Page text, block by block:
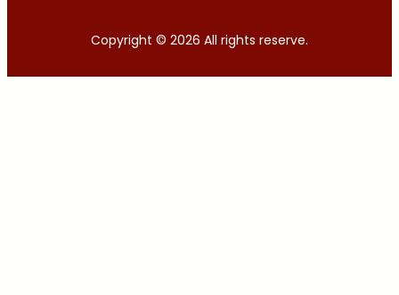
Copyright © 2026 All rights reserve.